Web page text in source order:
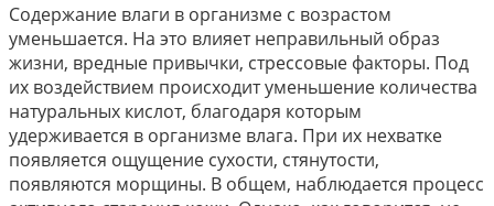
Содержание влаги в организме с возрастом
уменьшается. На это влияет неправильный образ
жизни, вредные привычки, стрессовые факторы. Под
их воздействием происходит уменьшение количества
натуральных кислот, благодаря которым
удерживается в организме влага. При их нехватке
появляется ощущение сухости, стянутости,
появляются морщины. В общем, наблюдается процесс